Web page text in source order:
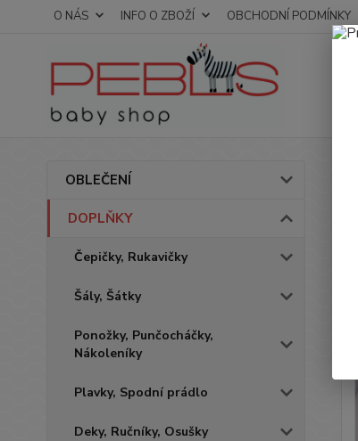
O NÁS INFO O ZBOŽÍ OBCHODNÍ PODMÍNKY
OBLEČENÍ
DOPLŇKY
Čepičky, Rukavičky
Šály, Šátky
Ponožky, Punčocháčky,
Nákoleníky
Plavky, Spodní prádlo
Deky, Ručníky, Osušky